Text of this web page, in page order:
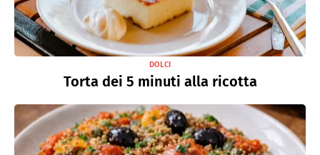
DOLCI
Torta dei 5 minuti alla ricotta